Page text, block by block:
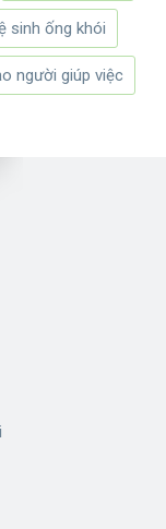
sinh ống khói
người giúp việc